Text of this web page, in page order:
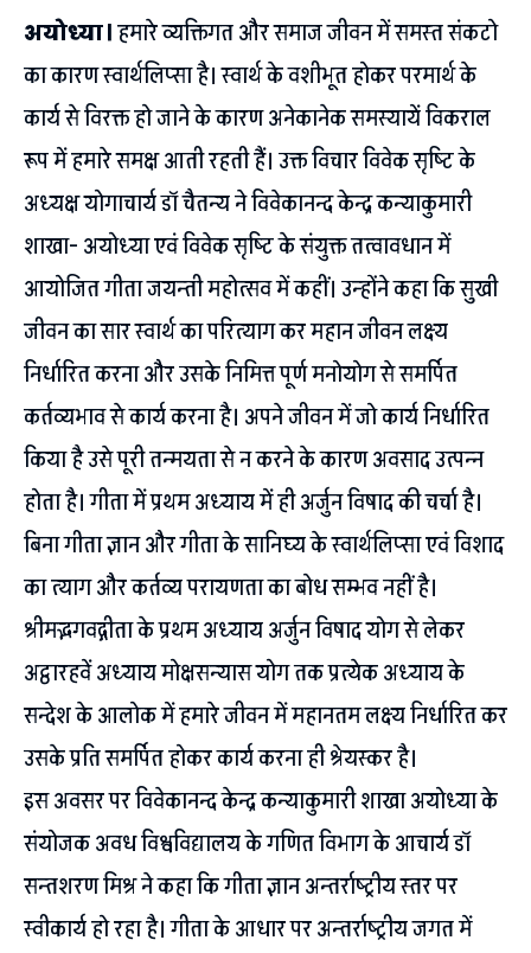
अयोध्या।हमारे व्यक्तिगत और समाज जीवन में समस्त संकटो
का कारण स्वार्थलिप्सा है। स्वार्थ के वशीभूत होकर परमार्थ के
कार्य से विरक्त हो जाने के कारण अनेकानेक समस्यायें विकराल
रूप में हमारे समक्ष आती रहती हैं। उक्त विचार विवेक सृष्टि के
अध्यक्ष योगाचार्य डॉ चैतन्य ने विवेकानन्द केन्द्र कन्याकुमारी
शाखा- अयोध्या एवं विवेक सृष्टि के संयुक्त तत्वावधान में
आयोजित गीता जयन्ती महोत्सव में कहीं। उन्होंने कहा कि सुखी
जीवन का सार स्वार्थ का परित्याग कर महान जीवन लक्ष्य
निर्धारित करना और उसके निमित्त पूर्ण मनोयोग से समर्पित
कर्तव्यभाव से कार्य करना है। अपने जीवन में जो कार्य निर्धारित
किया है उसे पूरी तन्मयता से न करने के कारण अवसाद उत्पन्न
होता है। गीता में प्रथम अध्याय में ही अर्जुन विषाद की चर्चा है।
बिना गीता ज्ञान और गीता के सानिघ्य के स्वार्थलिप्सा एवं विशाद
का त्याग और कर्तव्य परायणता का बोध सम्भव नहीं है।
श्रीमद्भगवद्गीता के प्रथम अध्याय अर्जुन विषाद योग से लेकर
अट्ठारहवें अध्याय मोक्षसन्यास योग तक प्रत्येक अध्याय के
सन्देश के आलोक में हमारे जीवन में महानतम लक्ष्य निर्धारित कर
उसके प्रति समर्पित होकर कार्य करना ही श्रेयस्कर है।
इस अवसर पर विवेकानन्द केन्द्र कन्याकुमारी शाखा अयोध्या के
संयोजक अवध विश्वविद्यालय के गणित विभाग के आचार्य डॉ
सन्तशरण मिश्र ने कहा कि गीता ज्ञान अन्तर्राष्ट्रीय स्तर पर
स्वीकार्य हो रहा है। गीता के आधार पर अन्तर्राष्ट्रीय जगत में